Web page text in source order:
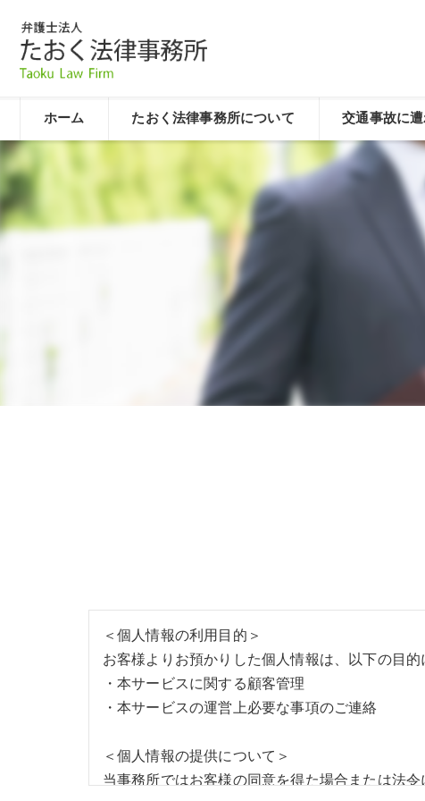
ホーム たおく法律事務所について 交通事故に
＜個人情報の利用目的＞
お客様よりお預かりした個人情報は、以下の目的
・本サービスに関する顧客管理
・本サービスの運営上必要な事項のご連絡
＜個人情報の提供について＞
当事務所ではお客様の同意を得た場合または法